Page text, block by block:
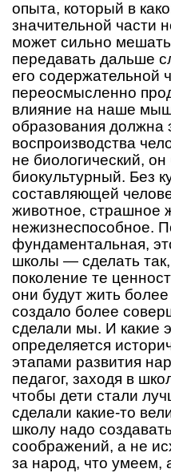
опыта, который в
значительной части
может сильно
передавать дальше
его содержательной
переосмысленно
влияние на наше
образования должна
воспроизводства
не биологический,
биокультурный. Без
составляющей
животное, страшное
нежизнеспособное.
фундаментальная,
школы — сделать
поколение те
они будут жить
создало более
сделали мы. И какие
определяется
этапами развития
педагог, заходя в
чтобы дети стали
сделали какие-то
школу надо
соображений, а не
за народ, что умеем,